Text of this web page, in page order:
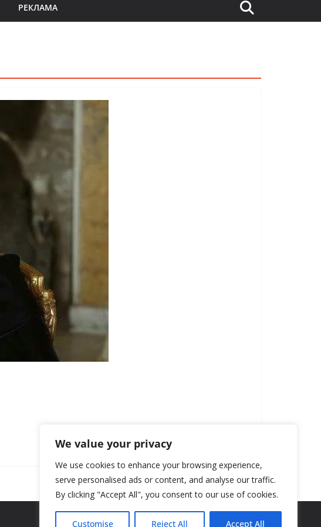
We value your privacy
We use cookies to enhance your browsing experience,
serve personalised ads or content, and analyse our traffic.
By clicking "Accept All", you consent to our use of cookies.
Customise Reject All Accept All
РЕКЛАМА